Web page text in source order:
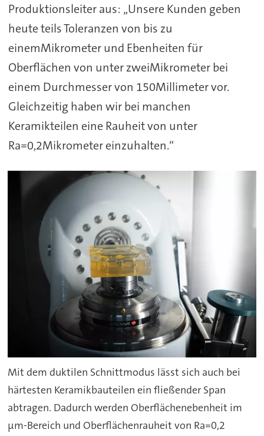
Produktionsleiter aus: „Unsere Kunden geben
heute teils Toleranzen von bis zu
einemMikrometer und Ebenheiten für
Oberflächen von unter zweiMikrometer bei
einem Durchmesser von 150Millimeter vor.
Gleichzeitig haben wir bei manchen
Keramikteilen eine Rauheit von unter
Ra=0,2Mikrometer einzuhalten.“
Mit dem duktilen Schnittmodus lässt sich auch bei
härtesten Keramikbauteilen ein fließender Span
abtragen. Dadurch werden Oberflächenebenheit im
µm-Bereich und Oberflächenrauheit von Ra=0,2